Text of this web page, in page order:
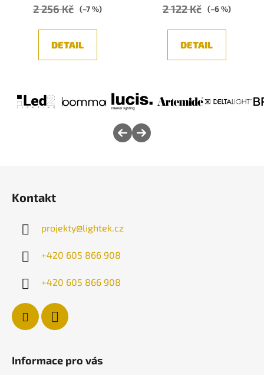
2 256 Kč (–7 %)
DETAIL
2 122 Kč (–6 %)
DETAIL
Kontakt
projekty@lightek.cz
+420 605 866 908
+420 605 866 908
Informace pro vás